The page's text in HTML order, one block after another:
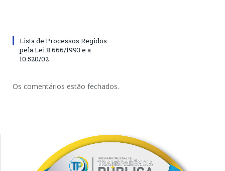
Lista de Processos Regidos
pela Lei 8.666/1993 e a
10.520/02
Os comentários estão fechados.